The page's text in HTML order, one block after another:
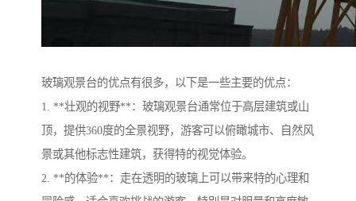
玻璃观景台的优点有很多，以下是一些主要的优点：
1. **壮观的视野**：玻璃观景台通常位于高层建筑或山
顶，提供360度的全景视野，游客可以俯瞰城市、自然风
景或其他标志性建筑，获得特的视觉体验。
2. **的体验**：走在透明的玻璃上可以带来特的心理和